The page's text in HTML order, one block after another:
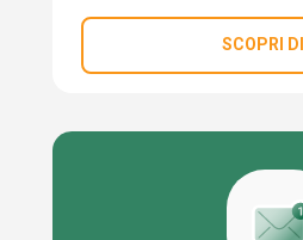
SCOPRI